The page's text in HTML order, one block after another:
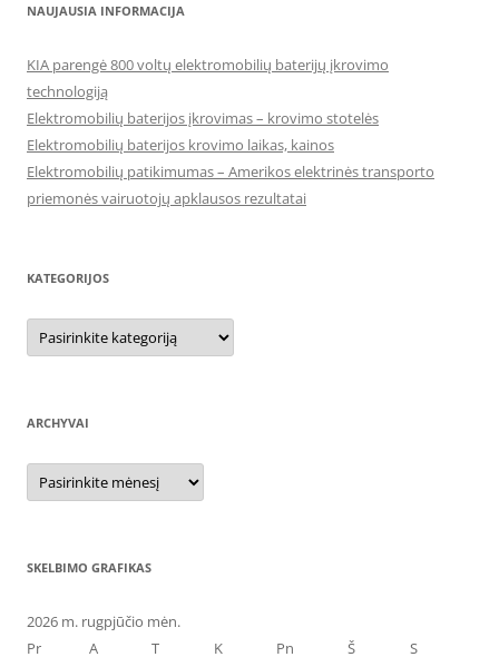
NAUJAUSIA INFORMACIJA
KIA parengė 800 voltų elektromobilių baterijų įkrovimo
technologiją
Elektromobilių baterijos įkrovimas – krovimo stotelės
Elektromobilių baterijos krovimo laikas, kainos
Elektromobilių patikimumas – Amerikos elektrinės transporto
priemonės vairuotojų apklausos rezultatai
KATEGORIJOS
Kategorijos
ARCHYVAI
Archyvai
SKELBIMO GRAFIKAS
2026 m. rugpjūčio mėn.
Pr
A T K Pn Š S